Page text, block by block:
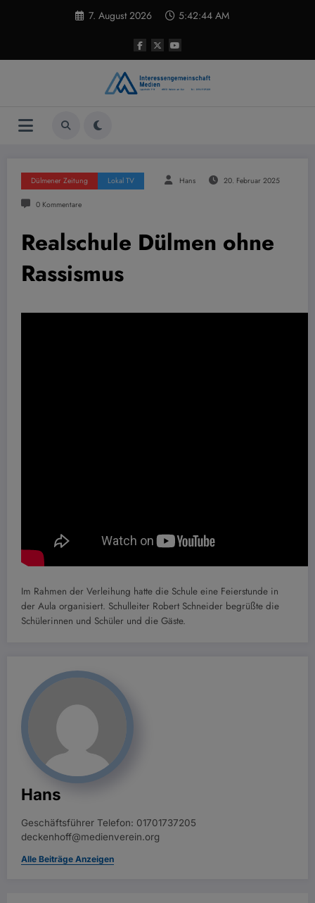
7. August 2026 5:42:45 AM
Dülmener Zeitung Lokal TV Hans 20. Februar 2025
0 Kommentare
Realschule Dülmen ohne
Rassismus
Im Rahmen der Verleihung hatte die Schule eine Feierstunde in
der Aula organisiert. Schulleiter Robert Schneider begrüßte die
Schülerinnen und Schüler und die Gäste.
Hans
Geschäftsführer Telefon: 01701737205
deckenhoff@medienverein.org
Alle Beiträge Anzeigen